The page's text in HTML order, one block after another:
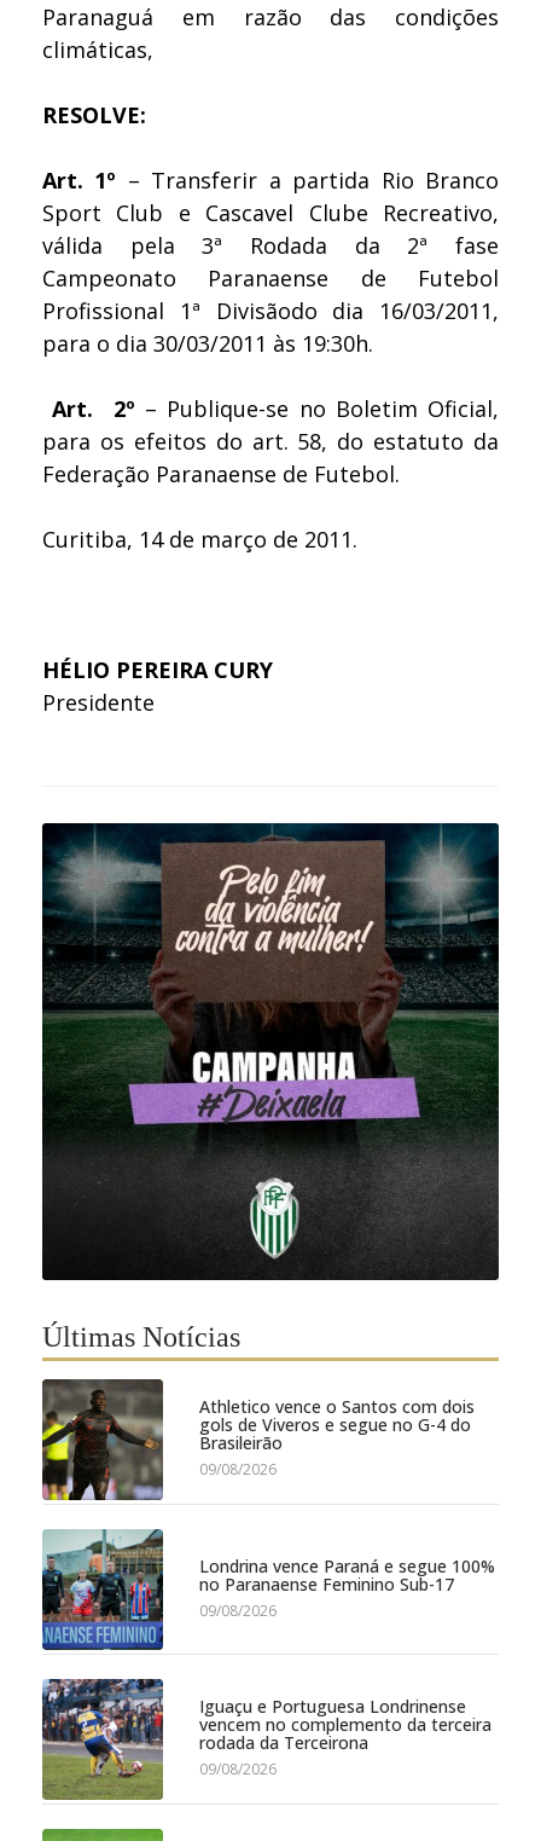
Paranaguá em razão das condições
climáticas,
RESOLVE:
Art. 1º – Transferir a partida Rio Branco
Sport Club e Cascavel Clube Recreativo,
válida pela 3ª Rodada da 2ª fase
Campeonato Paranaense de Futebol
Profissional 1ª Divisãodo dia 16/03/2011,
para o dia 30/03/2011 às 19:30h.
Art. 2º – Publique-se no Boletim Oficial,
para os efeitos do art. 58, do estatuto da
Federação Paranaense de Futebol.
Curitiba, 14 de março de 2011.
HÉLIO PEREIRA CURY
Presidente
Últimas Notícias
Athletico vence o Santos com dois
gols de Viveros e segue no G-4 do
Brasileirão
09/08/2026
Londrina vence Paraná e segue 100%
no Paranaense Feminino Sub-17
09/08/2026
Iguaçu e Portuguesa Londrinense
vencem no complemento da terceira
rodada da Terceirona
09/08/2026